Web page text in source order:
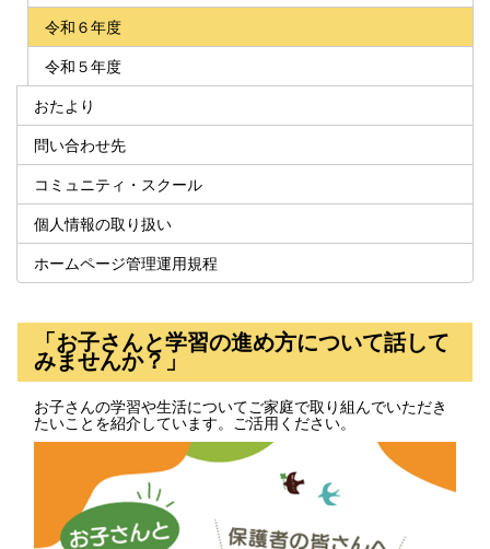
令和６年度
令和５年度
おたより
問い合わせ先
コミュニティ・スクール
個人情報の取り扱い
ホームページ管理運用規程
「お子さんと学習の進め方について話して
みませんか？」
お子さんの学習や生活についてご家庭で取り組んでいただき
たいことを紹介しています。ご活用ください。